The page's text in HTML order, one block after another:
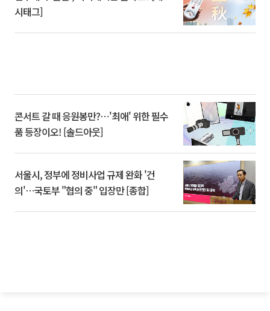
시태그]
콘서트 갈 때 응원봉만?⋯'최애' 위한 필수
품 등장이오! [솔드아웃]
서울시, 정부에 정비사업 규제 완화 '건
의'⋯국토부 "협의 중" 입장만 [종합]